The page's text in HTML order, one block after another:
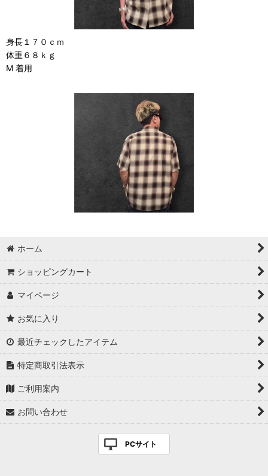
身長１７０ｃｍ
体重６８ｋｇ
M 着用
ホーム
ショッピングカート
マイページ
お気に入り
最近チェックしたアイテム
特定商取引法表示
ご利用案内
お問い合わせ
PCサイト